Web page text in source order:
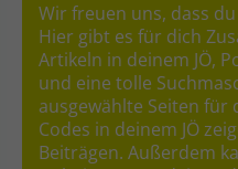
Wir freuen uns, dass
Hier gibt es für dich
Artikeln in deinem JÖ,
und eine tolle
ausgewählte Seiten für
Codes in deinem JÖ
Beiträgen. Außerdem